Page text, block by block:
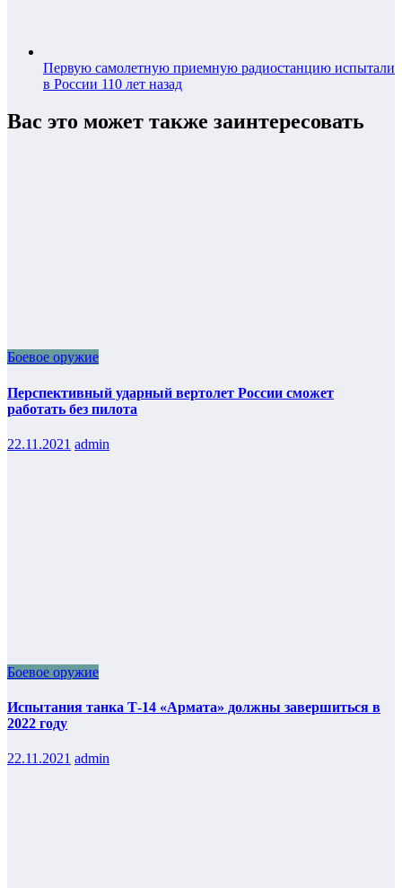
Первую самолетную приемную радиостанцию испытали
в России 110 лет назад
Вас это может также заинтересовать
Боевое оружие
Перспективный ударный вертолет России сможет
работать без пилота
22.11.2021 admin
Боевое оружие
Испытания танка Т-14 «Армата» должны завершиться в
2022 году
22.11.2021 admin